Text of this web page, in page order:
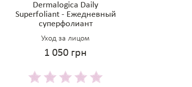
Dermalogica Daily
Superfoliant - Ежедневный
суперфолиант
Уход за лицом
1 050 грн